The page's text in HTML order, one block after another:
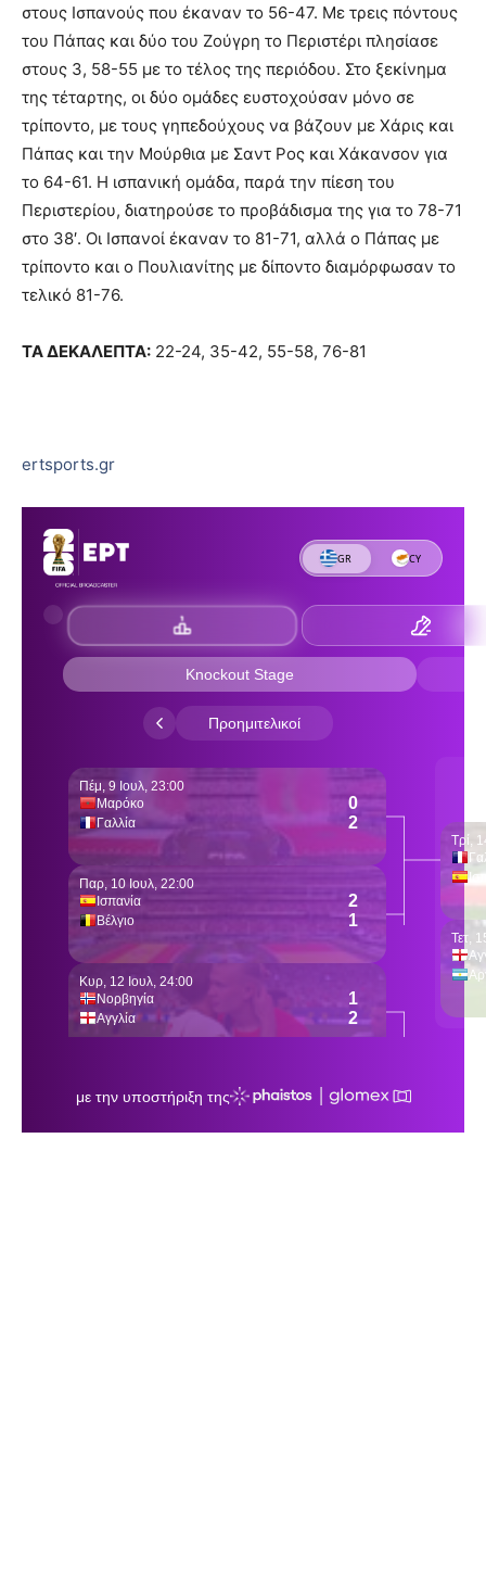
στους Ισπανούς που έκαναν το 56-47. Με τρεις πόντους
του Πάπας και δύο του Ζούγρη το Περιστέρι πλησίασε
στους 3, 58-55 με το τέλος της περιόδου. Στο ξεκίνημα
της τέταρτης, οι δύο ομάδες ευστοχούσαν μόνο σε
τρίποντο, με τους γηπεδούχους να βάζουν με Χάρις και
Πάπας και την Μούρθια με Σαντ Ρος και Χάκανσον για
το 64-61. Η ισπανική ομάδα, παρά την πίεση του
Περιστερίου, διατηρούσε το προβάδισμα της για το 78-71
στο 38′. Οι Ισπανοί έκαναν το 81-71, αλλά ο Πάπας με
τρίποντο και ο Πουλιανίτης με δίποντο διαμόρφωσαν το
τελικό 81-76.
ΤΑ ΔΕΚΑΛΕΠΤΑ: 22-24, 35-42, 55-58, 76-81
ertsports.gr